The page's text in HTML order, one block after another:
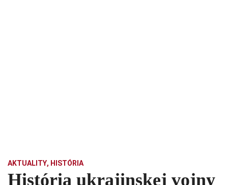
AKTUALITY, HISTÓRIA
História ukrajinskej vojny